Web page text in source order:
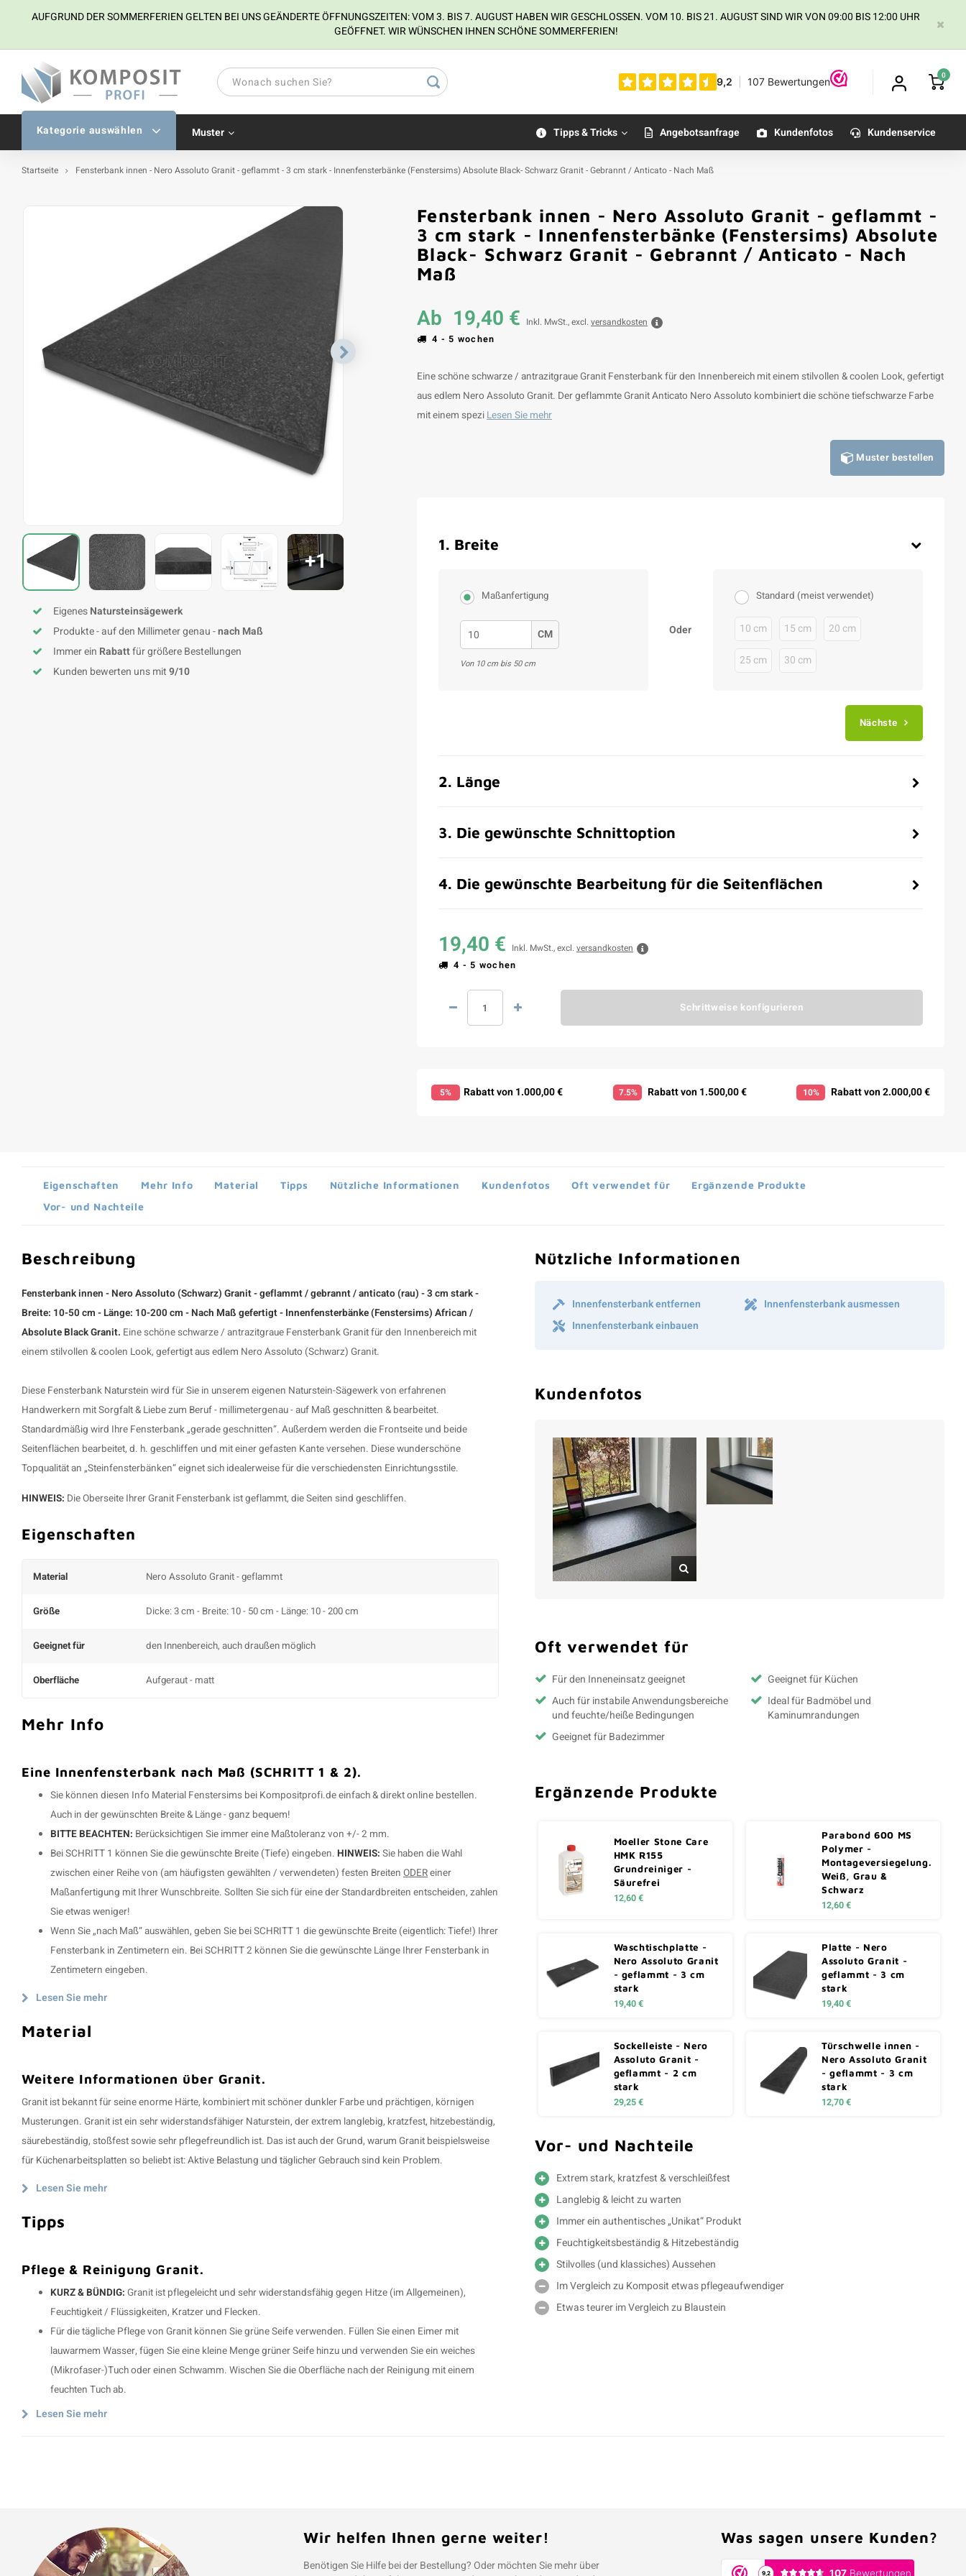
AUFGRUND DER SOMMERFERIEN GELTEN BEI UNS GEÄNDERTE ÖFFNUNGSZEITEN: VOM 3. BIS 7. AUGUST HABEN WIR GESCHLOSSEN. VOM 10. BIS 21. AUGUST SIND WIR VON 09:00 BIS 12:00 UHR
GEÖFFNET. WIR WÜNSCHEN IHNEN SCHÖNE SOMMERFERIEN!
0
Kategorie auswählen Muster Tipps & Tricks Angebotsanfrage Kundenfotos Kundenservice
Startseite Fensterbank innen - Nero Assoluto Granit - geflammt - 3 cm stark - Innenfensterbänke (Fenstersims) Absolute Black- Schwarz Granit - Gebrannt / Anticato - Nach Maß
+1
EigenesNatursteinsägewerk
Produkte - auf den Millimeter genau -nach Maß
Immer ein Rabattfür größere Bestellungen
Kunden bewerten uns mit9/10
Fensterbank innen - Nero Assoluto Granit - geflammt -
3 cm stark - Innenfensterbänke (Fenstersims) Absolute
Black- Schwarz Granit - Gebrannt / Anticato - Nach
Maß
Ab 19,40 € Inkl. MwSt., excl. versandkosten
4 - 5 wochen
Eine schöne schwarze / antrazitgraue Granit Fensterbank für den Innenbereich mit einem stilvollen & coolen Look, gefertigt
aus edlem Nero Assoluto Granit. Der geflammte Granit Anticato Nero Assoluto kombiniert die schöne tiefschwarze Farbe
mit einem speziLesen Sie mehr
Muster bestellen
1. Breite
Maßanfertigung
CM
Von 10 cm bis 50 cm
Oder
Standard (meist verwendet)
10 cm 15 cm 20 cm
25 cm 30 cm
Nächste
2. Länge
3. Die gewünschte Schnittoption
4. Die gewünschte Bearbeitung für die Seitenflächen
19,40 € Inkl. MwSt., excl. versandkosten
4 - 5 wochen
Schrittweise konfigurieren
5% Rabatt von 1.000,00 € 7.5% Rabatt von 1.500,00 € 10% Rabatt von 2.000,00 €
Eigenschaften Mehr Info Material Tipps Nützliche Informationen Kundenfotos Oft verwendet für
Ergänzende Produkte
Vor- und Nachteile
Beschreibung
Fensterbank innen - Nero Assoluto (Schwarz) Granit - geflammt / gebrannt / anticato (rau) - 3 cm stark -
Breite: 10-50 cm - Länge: 10-200 cm - Nach Maß gefertigt - Innenfensterbänke (Fenstersims) African /
Absolute Black Granit. Eine schöne schwarze / antrazitgraue Fensterbank Granitfür den Innenbereich mit
einem stilvollen & coolen Look, gefertigt aus edlem Nero Assoluto (Schwarz) Granit.
Diese Fensterbank Naturstein wird für Sie in unserem eigenen Naturstein-Sägewerk von erfahrenen
Handwerkern mit Sorgfalt & Liebe zum Beruf - millimetergenau - auf Maß geschnitten & bearbeitet.
Standardmäßig wird Ihre Fensterbank„gerade geschnitten“. Außerdem werden die Frontseite und beide
Seitenflächen bearbeitet, d. h. geschliffen und mit einer gefasten Kante versehen. Diese wunderschöne
Topqualität an „Steinfensterbänken“ eignet sich idealerweise für die verschiedensten Einrichtungsstile.
HINWEIS: Die Oberseite Ihrer Granit Fensterbank ist geflammt, die Seiten sind geschliffen.
Eigenschaften
Material Nero Assoluto Granit - geflammt
Größe Dicke: 3 cm - Breite: 10 - 50 cm - Länge: 10 - 200 cm
Geeignet für den Innenbereich, auch draußen möglich
Oberfläche Aufgeraut - matt
Mehr Info
Eine Innenfensterbank nach Maß (SCHRITT 1 & 2).
Sie können diesen Info Material Fenstersims bei Kompositprofi.de einfach & direkt online bestellen.
Auch in der gewünschten Breite & Länge - ganz bequem!
BITTE BEACHTEN: Berücksichtigen Sie immer eine Maßtoleranz von +/- 2 mm.
Bei SCHRITT 1 können Sie die gewünschte Breite (Tiefe) eingeben. HINWEIS: Sie haben die Wahl
zwischen einer Reihe von (am häufigsten gewählten / verwendeten) festen Breiten ODEReiner
Maßanfertigung mit Ihrer Wunschbreite. Sollten Sie sich für eine der Standardbreiten entscheiden, zahlen
Sie etwas weniger!
Wenn Sie „nach Maß“ auswählen, geben Sie bei SCHRITT 1 die gewünschte Breite (eigentlich: Tiefe!) Ihrer
Fensterbank in Zentimetern ein. Bei SCHRITT 2 können Sie die gewünschte Länge Ihrer Fensterbank in
Zentimetern eingeben.
Lesen Sie mehr
Material
Weitere Informationen über Granit.
Granit ist bekannt für seine enorme Härte, kombiniert mit schöner dunkler Farbe und prächtigen, körnigen
Musterungen. Granit ist ein sehr widerstandsfähiger Naturstein, der extrem langlebig, kratzfest, hitzebeständig,
säurebeständig, stoßfest sowie sehr pflegefreundlich ist. Das ist auch der Grund, warum Granit beispielsweise
für Küchenarbeitsplatten so beliebt ist: Aktive Belastung und täglicher Gebrauch sind kein Problem.
Lesen Sie mehr
Tipps
Pflege & Reinigung Granit.
KURZ & BÜNDIG: Granit ist pflegeleicht und sehr widerstandsfähig gegen Hitze (im Allgemeinen),
Feuchtigkeit / Flüssigkeiten, Kratzer und Flecken.
Für die tägliche Pflege von Granit können Sie grüne Seife verwenden. Füllen Sie einen Eimer mit
lauwarmem Wasser, fügen Sie eine kleine Menge grüner Seife hinzu und verwenden Sie ein weiches
(Mikrofaser-)Tuch oder einen Schwamm. Wischen Sie die Oberfläche nach der Reinigung mit einem
feuchten Tuch ab.
Lesen Sie mehr
Nützliche Informationen
Innenfensterbank entfernen
Innenfensterbank ausmessen
Innenfensterbank einbauen
Kundenfotos
Oft verwendet für
Für den Inneneinsatz geeignet
Auch für instabile Anwendungsbereiche
und feuchte/heiße Bedingungen
Geeignet für Badezimmer
Geeignet für Küchen
Ideal für Badmöbel und
Kaminumrandungen
Ergänzende Produkte
Moeller Stone Care
HMK R155
Grundreiniger -
Säurefrei
12,60 €
Parabond 600 MS
Polymer -
Montageversiegelung.
Weiß, Grau &
Schwarz
12,60 €
Waschtischplatte -
Nero Assoluto Granit
- geflammt - 3 cm
stark
19,40 €
Platte - Nero
Assoluto Granit -
geflammt - 3 cm
stark
19,40 €
Sockelleiste - Nero
Assoluto Granit -
geflammt - 2 cm
stark
29,25 €
Türschwelle innen -
Nero Assoluto Granit
- geflammt - 3 cm
stark
12,70 €
Vor- und Nachteile
Extrem stark, kratzfest & verschleißfest
Langlebig & leicht zu warten
Immer ein authentisches „Unikat“ Produkt
Feuchtigkeitsbeständig & Hitzebeständig
Stilvolles (und klassiches) Aussehen
Im Vergleich zu Komposit etwas pflegeaufwendiger
Etwas teurer im Vergleich zu Blaustein
Wir helfen Ihnen gerne weiter!
Benötigen Sie Hilfe bei der Bestellung? Oder möchten Sie mehr über
Was sagen unsere Kunden?